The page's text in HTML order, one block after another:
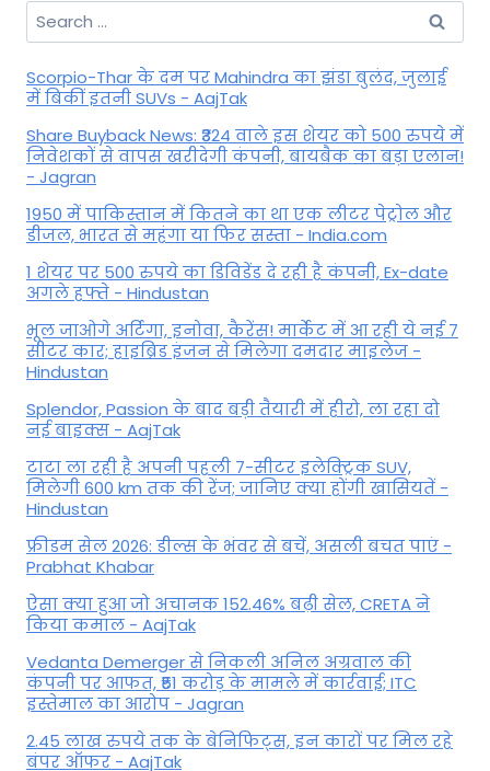
Search
for:
Scorpio-Thar के दम पर Mahindra का झंडा बुलंद, जुलाई
में बिकीं इतनी SUVs - AajTak
Share Buyback News: ₹324 वाले इस शेयर को 500 रुपये में
निवेशकों से वापस खरीदेगी कंपनी, बायबैक का बड़ा एलान!
- Jagran
1950 में पाकिस्तान में कितने का था एक लीटर पेट्रोल और
डीजल, भारत से महंगा या फिर सस्ता - India.com
1 शेयर पर 500 रुपये का डिविडेंड दे रही है कंपनी, Ex-date
अगले हफ्ते - Hindustan
भूल जाओगे अर्टिगा, इनोवा, कैरेंस! मार्केट में आ रही ये नई 7
सीटर कार; हाइब्रिड इंजन से मिलेगा दमदार माइलेज -
Hindustan
Splendor, Passion के बाद बड़ी तैयारी में हीरो, ला रहा दो
नई बाइक्स - AajTak
टाटा ला रही है अपनी पहली 7-सीटर इलेक्ट्रिक SUV,
मिलेगी 600 km तक की रेंज; जानिए क्या होंगी खासियतें -
Hindustan
फ्रीडम सेल 2026: डील्स के भंवर से बचें, असली बचत पाएं -
Prabhat Khabar
ऐसा क्या हुआ जो अचानक 152.46% बढ़ी सेल, CRETA ने
किया कमाल - AajTak
Vedanta Demerger से निकली अनिल अग्रवाल की
कंपनी पर आफत, ₹51 करोड़ के मामले में कार्रवाई; ITC
इस्तेमाल का आरोप - Jagran
2.45 लाख रुपये तक के बेनिफिट्स, इन कारों पर मिल रहे
बंपर ऑफर - AajTak